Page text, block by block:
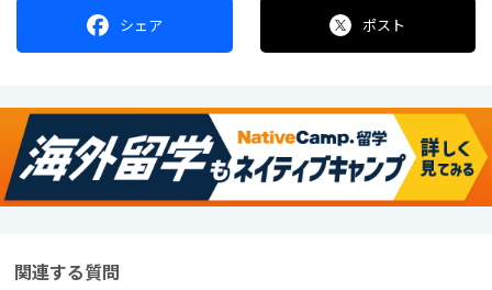
シェア ポスト
関連する質問